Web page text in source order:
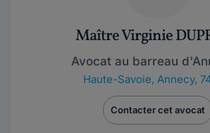
Maître Virginie
Avocat au barreau
Haute-Savoie, Annecy,
Contacter cet avocat